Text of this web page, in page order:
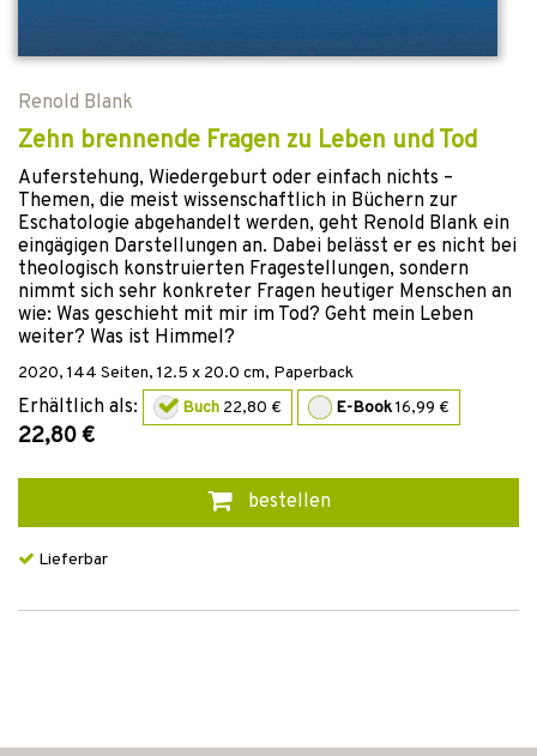
Renold Blank
Zehn brennende Fragen zu Leben und Tod
Auferstehung, Wiedergeburt oder einfach nichts –
Themen, die meist wissenschaftlich in Büchern zur
Eschatologie abgehandelt werden, geht Renold Blank ein
eingägigen Darstellungen an. Dabei belässt er es nicht bei
theologisch konstruierten Fragestellungen, sondern
nimmt sich sehr konkreter Fragen heutiger Menschen an
wie: Was geschieht mit mir im Tod? Geht mein Leben
weiter? Was ist Himmel?
2020, 144 Seiten, 12.5 x 20.0 cm, Paperback
Erhältlich als: Buch 22,80 € E-Book16,99 €
22,80 €
bestellen
Lieferbar